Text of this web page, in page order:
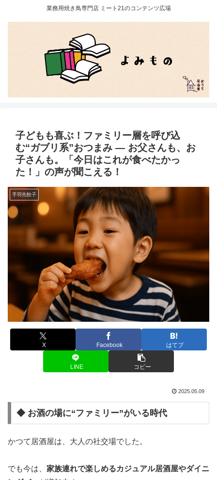
業務用焼き鳥専門店 ミート21のコンテンツ広場
子どもも喜ぶ！ファミリー層を呼び込
む“ガブリ系”おつまみ ― お父さんも、お
子さんも。「今日はこれが食べたかっ
た！」の声が聞こえる！
手羽先餃子
X Facebook はてブ
LINE コピー
2025.05.09
◆ お酒の場に“ファミリー”がいる時代
かつて居酒屋は、大人の社交場でした。
でも今は、 家族連れで楽しめるカジュアル居酒屋やダイニ